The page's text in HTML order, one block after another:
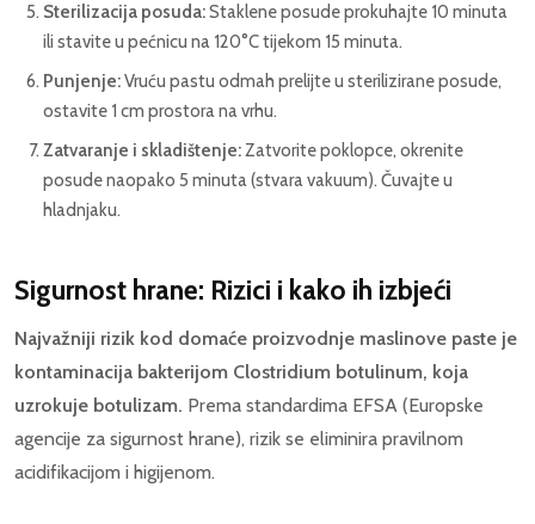
Sterilizacija posuda:Staklene posude prokuhajte 10 minuta
ili stavite u pećnicu na 120°C tijekom 15 minuta.
Punjenje:Vruću pastu odmah prelijte u sterilizirane posude,
ostavite 1 cm prostora na vrhu.
Zatvaranje i skladištenje:Zatvorite poklopce, okrenite
posude naopako 5 minuta (stvara vakuum). Čuvajte u
hladnjaku.
Sigurnost hrane: Rizici i kako ih izbjeći
Najvažniji rizik kod domaće proizvodnje maslinove paste je
kontaminacija bakterijom Clostridium botulinum, koja
uzrokuje botulizam. Prema standardima EFSA (Europske
agencije za sigurnost hrane), rizik se eliminira pravilnom
acidifikacijom i higijenom.